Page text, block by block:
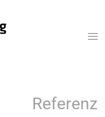
Referenz